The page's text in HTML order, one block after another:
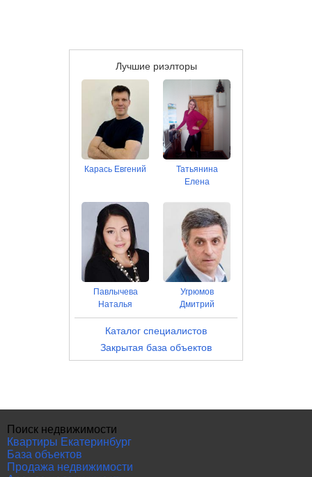
Лучшие риэлторы
Карась Евгений
Татьянина
Елена
Павлычева
Наталья
Угрюмов
Дмитрий
Каталог специалистов
Закрытая база объектов
Поиск недвижимости
Квартиры Екатеринбург
База объектов
Продажа недвижимости